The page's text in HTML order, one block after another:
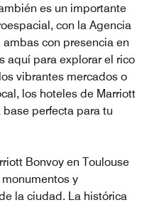
es un importante
con la Agencia
con presencia en
aquí para explorar el rico
vibrantes mercados o
los hoteles de Marriott
base perfecta para tu
Bonvoy en Toulouse
y
la ciudad. La histórica